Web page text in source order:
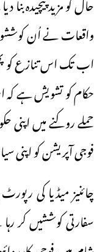
واقعات نے اُن
اب تک اس تنازع کو
حکام کو تشویش ہے کہ
حملے روکنے میں اپنی
فوجی آپریشن کو اپنی
چائنیز میڈیا کی
سفارتی کوششیں کر